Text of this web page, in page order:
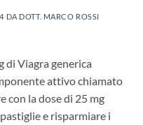
DA DOTT. MARCO ROSSI
di Viagra generica
attivo chiamato
con la dose di 25 mg
e risparmiare i